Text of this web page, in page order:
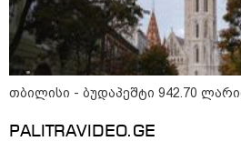
თბილისი - ბუდაპეშტი 942.70
PALITRAVIDEO.GE